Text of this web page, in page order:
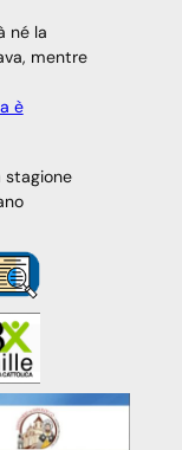
né la
mentre
è
stagione